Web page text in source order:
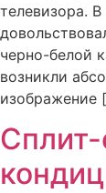
телевизора.
черно-белой
возникли
изображение